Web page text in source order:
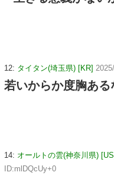
12: タイタン(埼玉県) [KR]
若いからか度胸ある
14: オールトの雲(神奈川県)
ID:mlDQcUy+0